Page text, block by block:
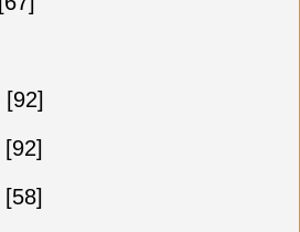
[92]
[92]
[58]